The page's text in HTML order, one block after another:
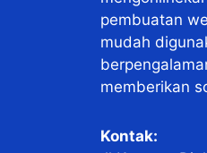
pembuatan
mudah
memberikan
Kontak: